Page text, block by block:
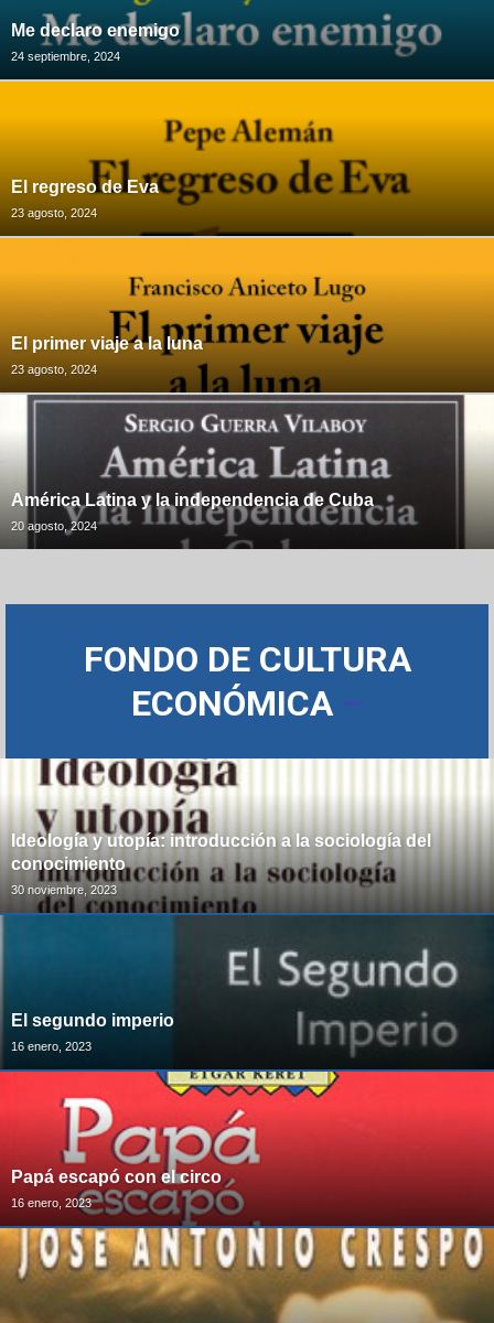
Me declaro enemigo
24 septiembre, 2024
El regreso de Eva
23 agosto, 2024
El primer viaje a la luna
23 agosto, 2024
América Latina y la independencia de Cuba
20 agosto, 2024
FONDO DE CULTURA
ECONÓMICA
Ideología y utopía: introducción a la sociología del
conocimiento
30 noviembre, 2023
El segundo imperio
16 enero, 2023
Papá escapó con el circo
16 enero, 2023